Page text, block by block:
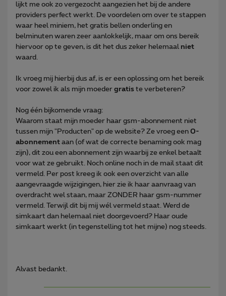
lijkt me ook zo vergezocht aangezien het bij de andere
providers perfect werkt. De voordelen om over te stappen
waar heel miniem, het gratis bellen onderling en
belminuten waren zeer aanlokkelijk, maar om ons bereik
hiervoor op te geven, is dit het dus zeker helemaal niet
waard.
Ik vroeg mij hierbij dus af, is er een oplossing om het bereik
voor zowel ik als mijn moeder gratis te verbeteren?
Nog één bijkomende vraag:
Waarom staat mijn moeder haar gsm-abonnement niet
tussen mijn "Producten" op de website? Ze vroeg een 0-
abonnement aan (of wat de correcte benaming ook mag
zijn), dit zou een abonnement zijn waarbij ze enkel betaalt
voor wat ze gebruikt. Noch online noch in de mail staat dit
vermeld. Per post kreeg ik ook een overzicht van alle
aangevraagde wijzigingen, hier zie ik haar aanvraag van
overdracht wel staan, maar ZONDER haar gsm-nummer
vermeld. Terwijl dit bij mij wél vermeld staat. Werd de
simkaart dan helemaal niet doorgevoerd? Haar oude
simkaart werkt (in tegenstelling tot het mijne) nog steeds.
Alvast bedankt.